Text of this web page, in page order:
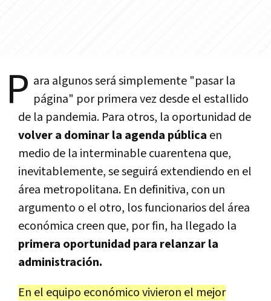
P ara algunos será simplemente "pasar la
página" por primera vez desde el estallido
de la pandemia. Para otros, la oportunidad de
volver a dominar la agenda pública en
medio de la interminable cuarentena que,
inevitablemente, se seguirá extendiendo en el
área metropolitana. En definitiva, con un
argumento o el otro, los funcionarios del área
económica creen que, por fin, ha llegado la
primera oportunidad para relanzar la
administración.
En el equipo económico vivieron el mejor